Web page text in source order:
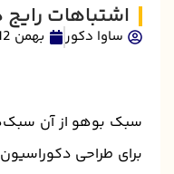
اشتباهات
ساوا دکور بهمن 12, 1402
سبک بوهو از آن
برای طراحی